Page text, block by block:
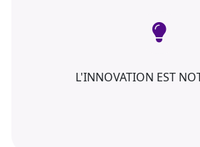
L'INNOVATION EST